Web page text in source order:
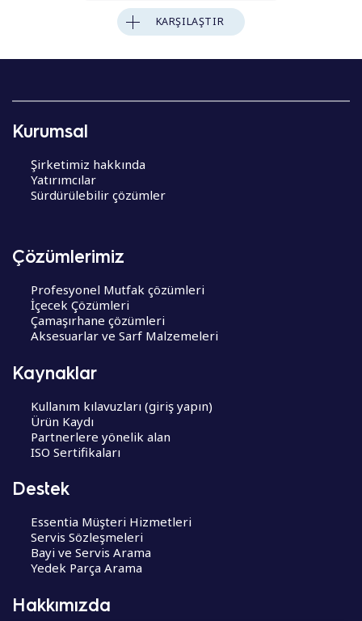
KARŞILAŞTIR
Kurumsal
Şirketimiz hakkında
Yatırımcılar
Sürdürülebilir çözümler
Çözümlerimiz
Profesyonel Mutfak çözümleri
İçecek Çözümleri
Çamaşırhane çözümleri
Aksesuarlar ve Sarf Malzemeleri
Kaynaklar
Kullanım kılavuzları (giriş yapın)
Ürün Kaydı
Partnerlere yönelik alan
ISO Sertifikaları
Destek
Essentia Müşteri Hizmetleri
Servis Sözleşmeleri
Bayi ve Servis Arama
Yedek Parça Arama
Hakkımızda